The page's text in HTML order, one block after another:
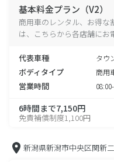
基本料金プラン（V2）
商用車のレンタル、お得
は、こちらから各店舗にお
代表車種 タウ
ボディタイプ 商用
営業時間
6時間まで7,150円
免責補償制度1,100円
新潟県新潟市中央区関新